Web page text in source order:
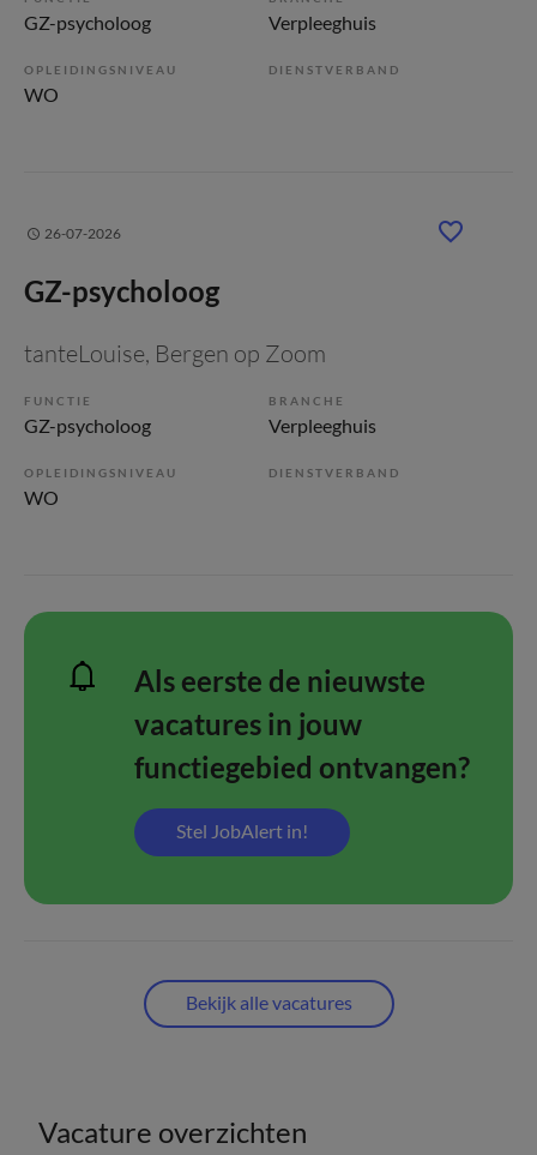
GZ-psycholoog Verpleeghuis
OPLEIDINGSNIVEAU
WO
DIENSTVERBAND
26-07-2026
GZ-psycholoog
tanteLouise, Bergen op Zoom
FUNCTIE
GZ-psycholoog
BRANCHE
Verpleeghuis
OPLEIDINGSNIVEAU
WO
DIENSTVERBAND
Als eerste de nieuwste
vacatures in jouw
functiegebied ontvangen?
Stel JobAlert in!
Bekijk alle vacatures
Vacature overzichten